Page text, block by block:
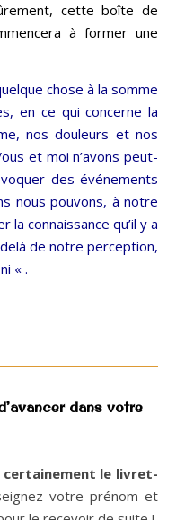
cette boîte de
à former une
chose à la somme
en ce qui concerne la
nos douleurs et nos
et moi n’avons peut-
des événements
nous pouvons, à notre
la connaissance qu’il y a
de notre perception,
« .
dans votre
certainement le livret-
votre prénom et